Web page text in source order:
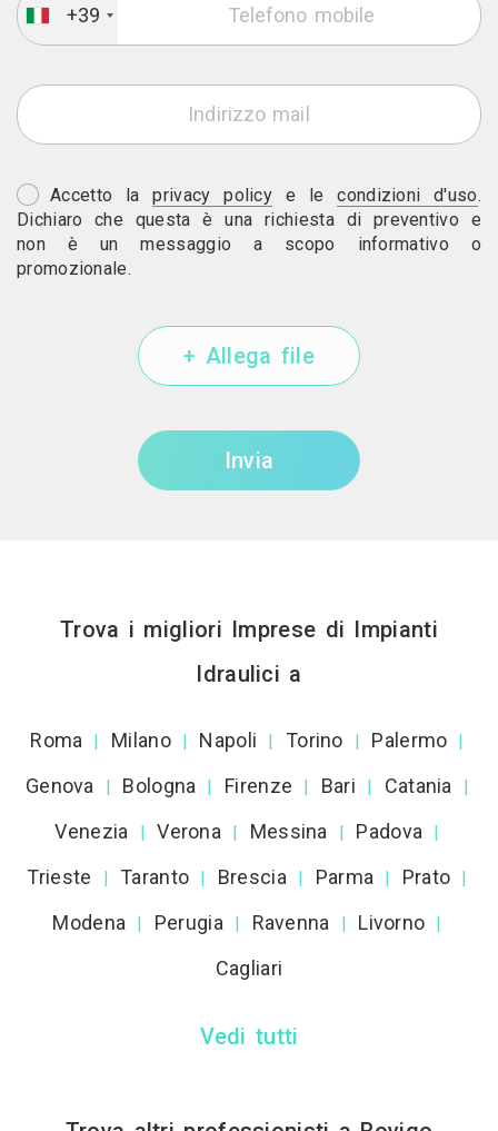
+39
Accetto laprivacy policy e lecondizioni d'uso.
Dichiaro che questa è una richiesta di preventivo e
non è un messaggio a scopo informativo o
promozionale.
+ Allega file
Invia
Trova i migliori Imprese di Impianti
Idraulici a
Roma | Milano | Napoli | Torino | Palermo |
Genova | Bologna | Firenze | Bari | Catania |
Venezia | Verona | Messina | Padova |
Trieste | Taranto | Brescia | Parma | Prato |
Modena | Perugia | Ravenna | Livorno |
Cagliari
Vedi tutti